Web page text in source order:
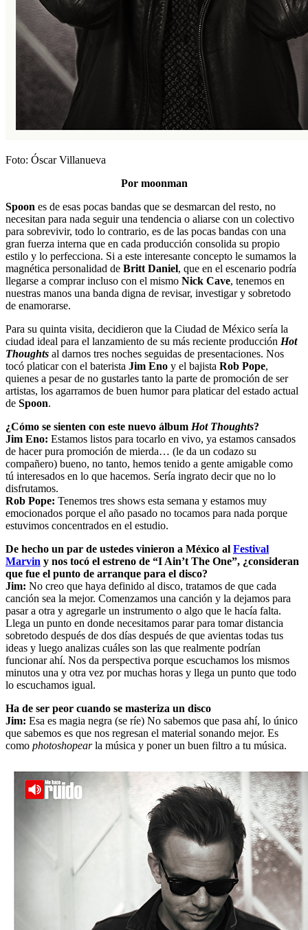
Foto: Óscar Villanueva
Por moonman
Spoon es de esas pocas bandas que se desmarcan del resto, no
necesitan para nada seguir una tendencia o aliarse con un colectivo
para sobrevivir, todo lo contrario, es de las pocas bandas con una
gran fuerza interna que en cada producción consolida su propio
estilo y lo perfecciona. Si a este interesante concepto le sumamos la
magnética personalidad de Britt Daniel, que en el escenario podría
llegarse a comprar incluso con el mismo Nick Cave, tenemos en
nuestras manos una banda digna de revisar, investigar y sobretodo
de enamorarse.
Para su quinta visita, decidieron que la Ciudad de México sería la
ciudad ideal para el lanzamiento de su más reciente producción Hot
Thoughts al darnos tres noches seguidas de presentaciones. Nos
tocó platicar con el baterista Jim Eno y el bajista Rob Pope,
quienes a pesar de no gustarles tanto la parte de promoción de ser
artistas, los agarramos de buen humor para platicar del estado actual
de Spoon.
¿Cómo se sienten con este nuevo álbum Hot Thoughts?
Jim Eno: Estamos listos para tocarlo en vivo, ya estamos cansados
de hacer pura promoción de mierda… (le da un codazo su
compañero) bueno, no tanto, hemos tenido a gente amigable como
tú interesados en lo que hacemos. Sería ingrato decir que no lo
disfrutamos.
Rob Pope: Tenemos tres shows esta semana y estamos muy
emocionados porque el año pasado no tocamos para nada porque
estuvimos concentrados en el estudio.
De hecho un par de ustedes vinieron a México al Festival
Marvin y nos tocó el estreno de “I Ain’t The One”, ¿consideran
que fue el punto de arranque para el disco?
Jim: No creo que haya definido al disco, tratamos de que cada
canción sea la mejor. Comenzamos una canción y la dejamos para
pasar a otra y agregarle un instrumento o algo que le hacía falta.
Llega un punto en donde necesitamos parar para tomar distancia
sobretodo después de dos días después de que avientas todas tus
ideas y luego analizas cuáles son las que realmente podrían
funcionar ahí. Nos da perspectiva porque escuchamos los mismos
minutos una y otra vez por muchas horas y llega un punto que todo
lo escuchamos igual.
Ha de ser peor cuando se masteriza un disco
Jim: Esa es magia negra (se ríe) No sabemos que pasa ahí, lo único
que sabemos es que nos regresan el material sonando mejor. Es
como photoshopearla música y poner un buen filtro a tu música.